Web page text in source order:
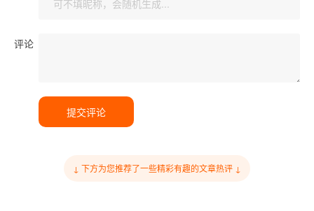
评论
提交评论
↓ 下方为您推荐了一些精彩有趣的文章热评 ↓